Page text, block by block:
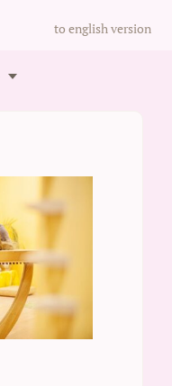
to english version